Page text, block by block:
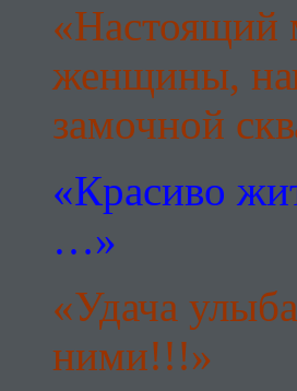
«Настоящий
женщины,
замочной
«Красиво
…»
«Удача
ними!!!»